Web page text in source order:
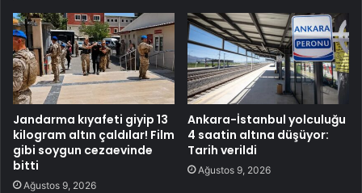
Jandarma kıyafeti giyip 13
kilogram altın çaldılar! Film
gibi soygun cezaevinde
bitti
Ağustos 9, 2026
Ankara-İstanbul yolculuğu
4 saatin altına düşüyor:
Tarih verildi
Ağustos 9, 2026